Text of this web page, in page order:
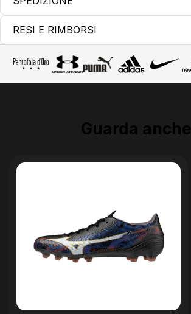
RESI E RIMBORSI
Guarda anche